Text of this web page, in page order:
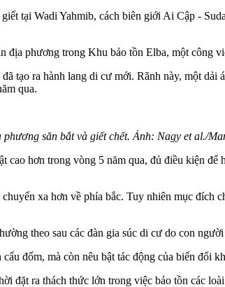
tại Wadi Yahmib, cách biên giới Ai Cập -
địa phương trong Khu bảo tồn Elba, một công
tạo ra hành lang di cư mới. Rãnh này, một
qua.
săn bắt và giết chết. Ảnh: Nagy et al./
hơn trong vòng 5 năm qua, đủ điều kiện
xa hơn về phía bắc. Tuy nhiên mục đích
theo sau các đàn gia súc di cư do con người
đốm, mà còn nêu bật tác động của biến đổi
đặt ra thách thức lớn trong việc bảo tồn các